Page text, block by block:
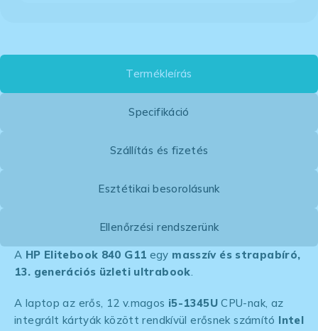
Termékleírás
Specifikáció
Szállítás és fizetés
Esztétikai besorolásunk
Ellenőrzési rendszerünk
A HP Elitebook 840 G11 egy masszív és strapabíró,
13. generációs üzleti ultrabook.
A laptop az erős, 12 v.magos i5-1345UCPU-nak, az
integrált kártyák között rendkívül erősnek számító Intel